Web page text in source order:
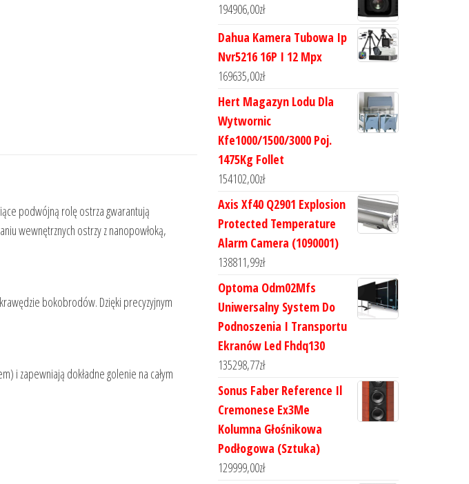
podwójną rolę ostrza gwarantują
wewnętrznych ostrzy z nanopowłoką,
bokobrodów. Dzięki precyzyjnym
i zapewniają dokładne golenie na całym
194906,00zł
Dahua Kamera Tubowa Ip
Nvr5216 16P I 12 Mpx
169635,00zł
Hert Magazyn Lodu Dla
Wytwornic
Kfe1000/1500/3000 Poj.
1475Kg Follet
154102,00zł
Axis Xf40 Q2901 Explosion
Protected Temperature
Alarm Camera (1090001)
138811,99zł
Optoma Odm02Mfs
Uniwersalny System Do
Podnoszenia I Transportu
Ekranów Led Fhdq130
135298,77zł
Sonus Faber Reference Il
Cremonese Ex3Me
Kolumna Głośnikowa
Podłogowa (Sztuka)
129999,00zł